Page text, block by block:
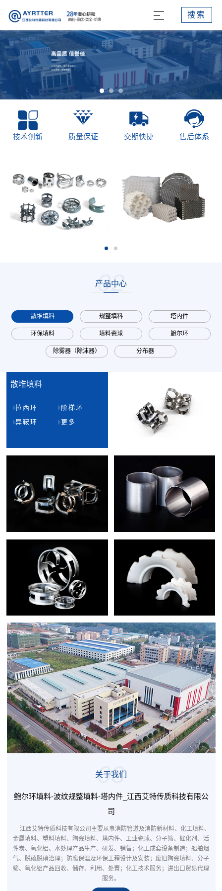
搜索
技术创新 质量保证 交期快捷 售后体系
02
产品中心
散堆填料 规整填料 塔内件
环保填料 填料瓷球 鲍尔环
除雾器（除沫器） 分布器
散堆填料
拉西环
阶梯环
异鞍环
更多
03
关于我们
鲍尔环填料-波纹规整填料-塔内件_江西艾特传质科技有限公
司
江西艾特传质科技有限公司主要从事消防管道及消防新材料、化工填料、
金属填料、塑料填料、陶瓷填料、塔内件、工业瓷球、分子筛、催化剂、活
性炭、氧化铝、水处理产品生产、研发、销售；化工成套设备制造；船舶烟
气、脱硫脱硝治理；防腐保温及环保工程设计及安装；废旧陶瓷填料、分子
筛、氧化铝产品回收、储存、利用、处置；化工技术服务；进出口贸易代理
服务。